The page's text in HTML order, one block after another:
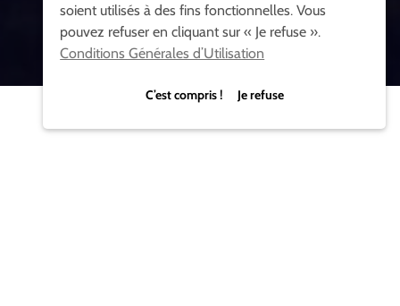
soient utilisés à des fins fonctionnelles. Vous
pouvez refuser en cliquant sur « Je refuse ».
Conditions Générales d’Utilisation
C’est compris ! Je refuse